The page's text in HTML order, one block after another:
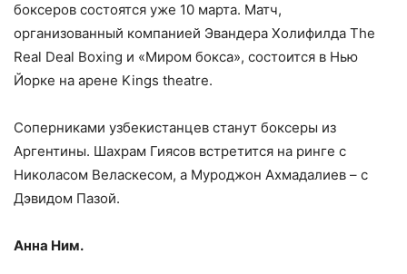
боксеров состоятся уже 10 марта. Матч,
организованный компанией Эвандера Холифилда The
Real Deal Boxing и «Миром бокса», состоится в Нью
Йорке на арене Kings theatre.
Соперниками узбекистанцев станут боксеры из
Аргентины. Шахрам Гиясов встретится на ринге с
Николасом Веласкесом, а Муроджон Ахмадалиев – с
Дэвидом Пазой.
Анна Ним.